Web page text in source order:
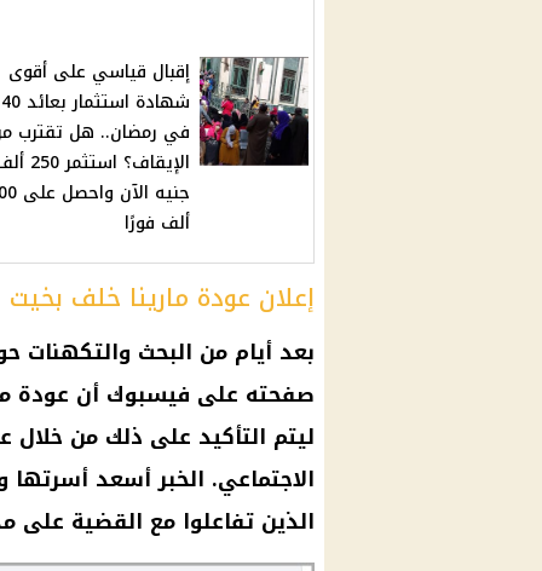
إقبال قياسي على أقوى
في رمضان.. هل تقترب
الإيقاف؟
جنيه
ألف فورًا
إعلان عودة مارينا خلف بخيت
بعد أيام من البحث والتكهنات
صفحته على فيسبوك أن عودة
ليتم التأكيد على ذلك من
الاجتماعي. الخبر أسعد أسرتها
الذين تفاعلوا مع القضية على